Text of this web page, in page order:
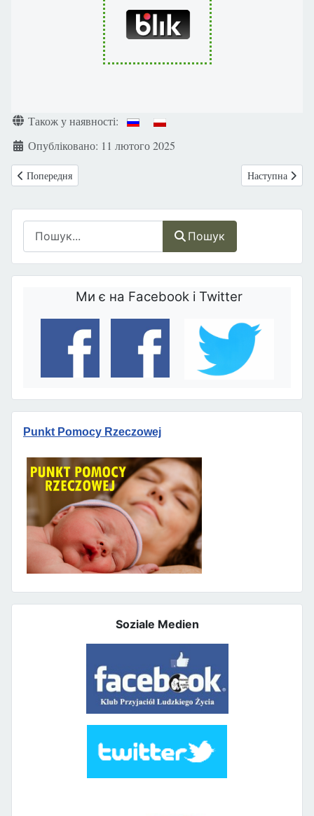
Пошук
Ми є на Facebook і Twitter
Punkt Pomocy Rzeczowej
Soziale Medien
ДеталіТакож у наявності:
Опубліковано: 11 лютого 2025
Попередня стаття: Відійшов у Вічність отець канонік Тадеуш
Попередня Наступна
Наступна